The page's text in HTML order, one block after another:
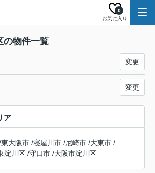
お気に入り
0
の物件一覧
変更
変更
ア
/東大阪市 /寝屋川市 /尼崎市 /大東市 /
淀川区 /守口市 /大阪市淀川区